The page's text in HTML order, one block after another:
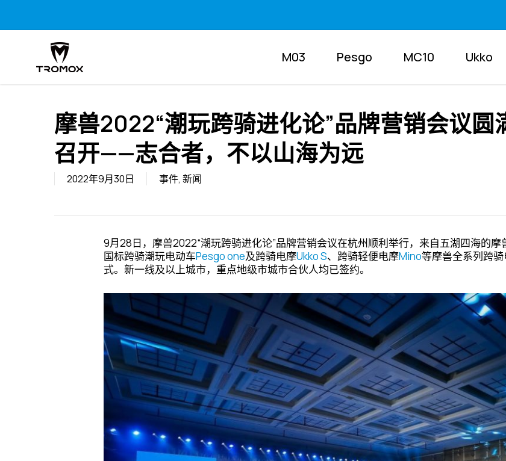
main
M03 Pesgo MC10 Ukko
摩兽2022“潮玩跨骑进化论”品牌营销会议圆
召开——志合者，不以山海为远
2022年9月30日 事件, 新闻
9月28日，摩兽2022“潮玩跨骑进化论”品牌营销会议在杭州顺利举行，来自五湖四海的
国标跨骑潮玩电动车Pesgo one及跨骑电摩Ukko S、跨骑轻便电摩Mino等摩兽全系列跨
式。新一线及以上城市，重点地级市城市合伙人均已签约。